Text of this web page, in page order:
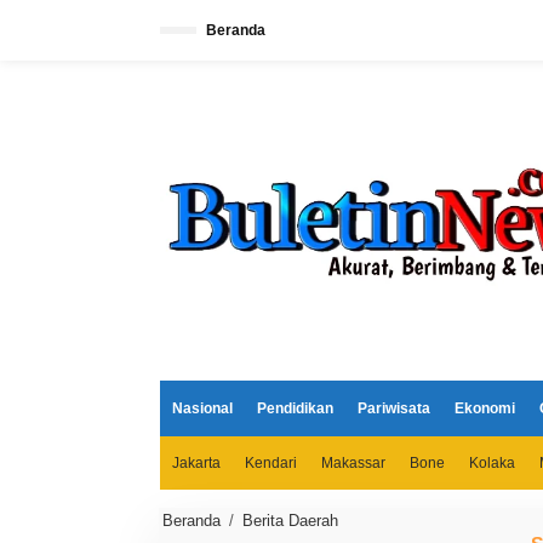
Beranda
Nasional Pendidikan Pariwisata Ekonomi
Jakarta Kendari Makassar Bone Kolaka
Beranda / Berita Daerah